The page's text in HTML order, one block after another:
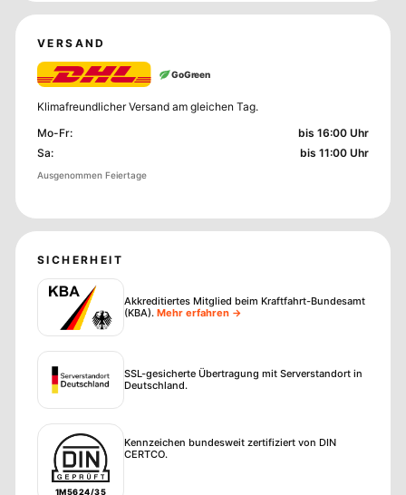
VERSAND
GoGreen
Klimafreundlicher Versand am gleichen Tag.
Mo-Fr:
bis 16:00 Uhr
Sa: bis 11:00 Uhr
Ausgenommen Feiertage
SICHERHEIT
Akkreditiertes Mitglied beim Kraftfahrt-Bundesamt
(KBA). Mehr erfahren →
SSL-gesicherte Übertragung mit Serverstandort in
Deutschland.
1M5624/35
Kennzeichen bundesweit zertifiziert von DIN
CERTCO.